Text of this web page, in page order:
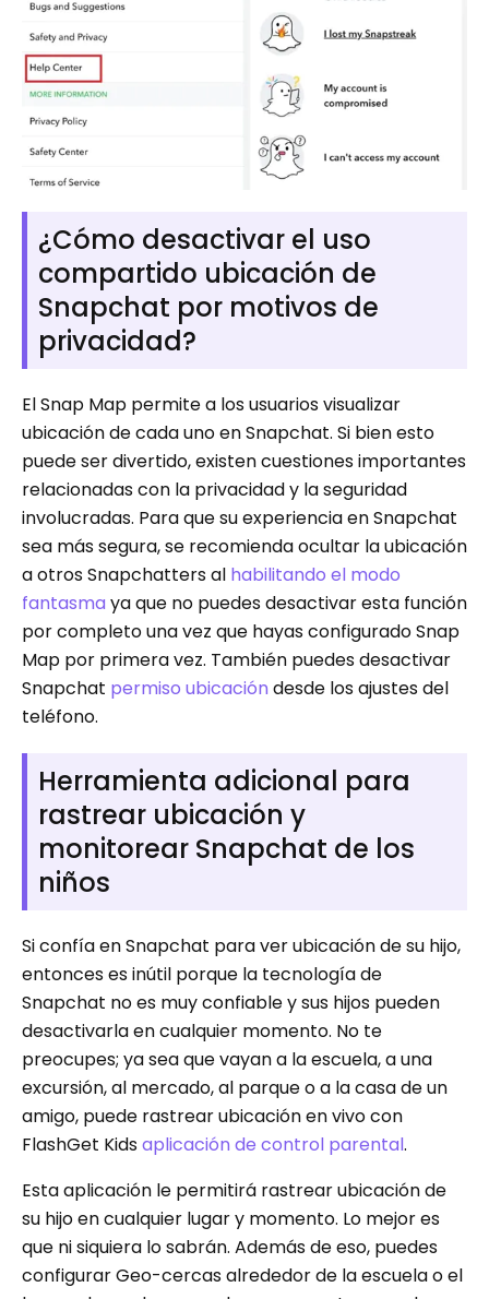
¿Cómo desactivar el uso
compartido ubicación de
Snapchat por motivos de
privacidad?
El Snap Map permite a los usuarios visualizar
ubicación de cada uno en Snapchat. Si bien esto
puede ser divertido, existen cuestiones importantes
relacionadas con la privacidad y la seguridad
involucradas. Para que su experiencia en Snapchat
sea más segura, se recomienda ocultar la ubicación
a otros Snapchatters al habilitando el modo
fantasma ya que no puedes desactivar esta función
por completo una vez que hayas configurado Snap
Map por primera vez. También puedes desactivar
Snapchat permiso ubicación desde los ajustes del
teléfono.
Herramienta adicional para
rastrear ubicación y
monitorear Snapchat de los
niños
Si confía en Snapchat para ver ubicación de su hijo,
entonces es inútil porque la tecnología de
Snapchat no es muy confiable y sus hijos pueden
desactivarla en cualquier momento. No te
preocupes; ya sea que vayan a la escuela, a una
excursión, al mercado, al parque o a la casa de un
amigo, puede rastrear ubicación en vivo con
FlashGet Kidsaplicación de control parental.
Esta aplicación le permitirá rastrear ubicación de
su hijo en cualquier lugar y momento. Lo mejor es
que ni siquiera lo sabrán. Además de eso, puedes
configurar Geo-cercas alrededor de la escuela o el